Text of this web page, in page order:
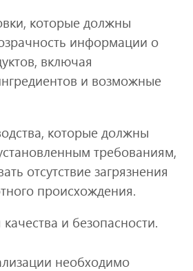
которые должны
информации о
включая
и возможные
которые должны
требованиям,
отсутствие загрязнения
происхождения.
и безопасности.
необходимо